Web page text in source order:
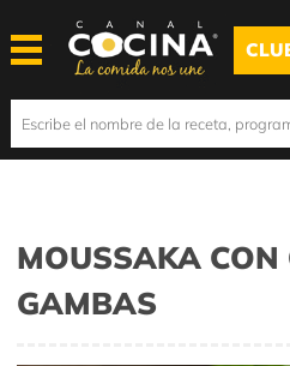
MOUSSAKA
GAMBAS